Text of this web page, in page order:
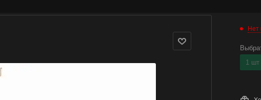
Нет
1 шт